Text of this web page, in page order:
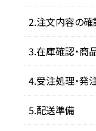
注文内容の確
在庫確認・商
受注処理・発
配送準備